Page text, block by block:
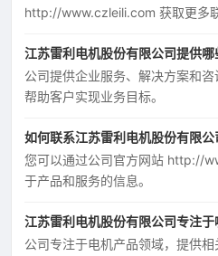
http://www.czleili.com 获取更多联
江苏雷利电机股份有限公司提供哪
公司提供企业服务、解决方案和
帮助客户实现业务目标。
如何联系江苏雷利电机股份有限公
您可以通过公司官方网站 http://
于产品和服务的信息。
江苏雷利电机股份有限公司专注于
公司专注于电机产品领域，提供